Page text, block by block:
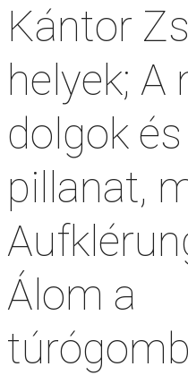
Kántor
helyek; A
dolgok
pillanat,
Álom a